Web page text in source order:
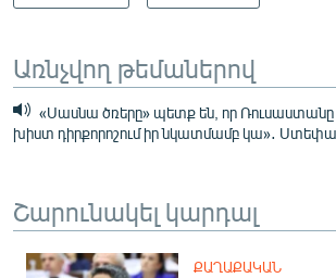
Առնչվող թեմաներով
«Սասնա ծռերը» պետք են, որ Ռուսաստանը
խիստ դիրքորոշում իր նկատմամբ կա»․
Շարունակել կարդալ
ՔԱՂԱՔԱԿԱՆ